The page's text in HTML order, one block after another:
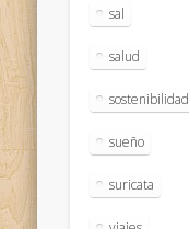
sal
salud
sostenibilidad
sueño
suricata